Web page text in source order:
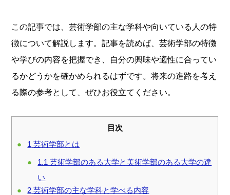
この記事では、芸術学部の主な学科や向いている人の特
徴について解説します。記事を読めば、芸術学部の特徴
や学びの内容を把握でき、自分の興味や適性に合ってい
るかどうかを確かめられるはずです。将来の進路を考え
る際の参考として、ぜひお役立てください。
目次
1 芸術学部とは
1.1 芸術学部のある大学と美術学部のある大学の違
い
2 芸術学部の主な学科と学べる内容